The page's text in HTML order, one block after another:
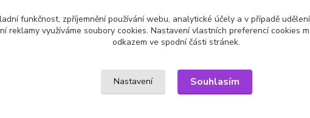
funkčnost, zpříjemnění používání webu, analytické účely a v případě
reklamy využíváme soubory cookies. Nastavení vlastních preferencí cookies
odkazem ve spodní části stránek.
Nastavení Souhlasím